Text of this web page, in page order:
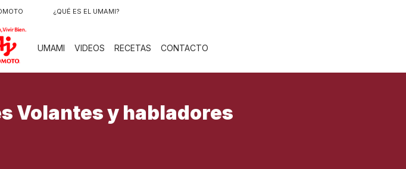
¿QUÉ ES EL UMAMI?
UMAMI
VIDEOS RECETAS CONTACTO
Volantes y habladores